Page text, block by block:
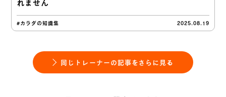
れません
#カラダの知識集 2025.08.19
同じトレーナーの記事をさらに見る